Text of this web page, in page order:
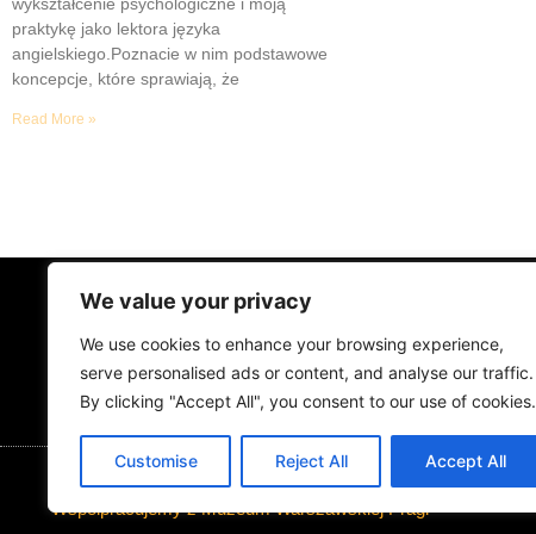
We value your privacy
We use cookies to enhance your browsing experience,
serve personalised ads or content, and analyse our traffic.
By clicking "Accept All", you consent to our use of cookies.
Customise Reject All Accept All
praktykę jako lektora języka
angielskiego.Poznacie w nim podstawowe
koncepcje, które sprawiają, że
Read More »
STRONA GŁÓWNA
MUZYKA I KONCERTY KONTAKT
Współpracujemy z Muzeum Warszawskiej Pragi